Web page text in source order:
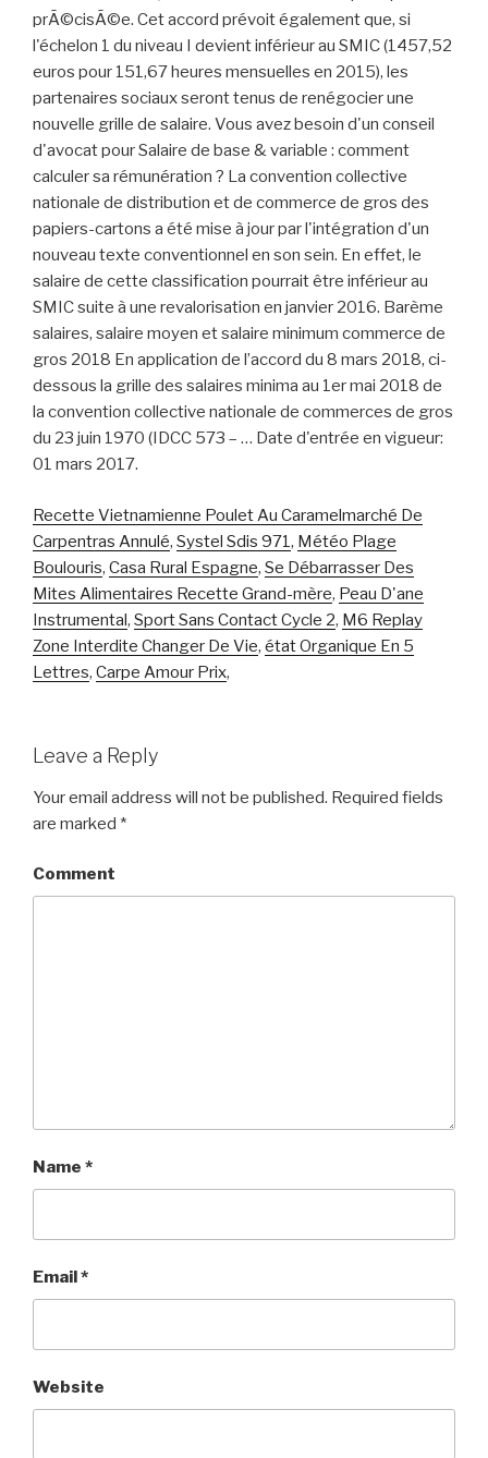
Recette Vietnamienne Poulet Au Caramelmarché De
Carpentras Annulé, Systel Sdis 971, Météo Plage
Boulouris, Casa Rural Espagne, Se Débarrasser Des
Mites Alimentaires Recette Grand-mère, Peau D'ane
Instrumental, Sport Sans Contact Cycle 2, M6 Replay
Zone Interdite Changer De Vie, état Organique En 5
Lettres, Carpe Amour Prix,
Leave a Reply
Your email address will not be published. Required fields
are marked *
Comment
Name *
Email*
Website